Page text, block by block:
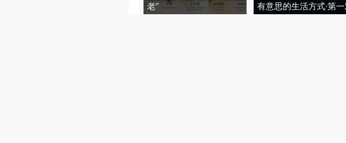
老”
有意思的生活方式·第